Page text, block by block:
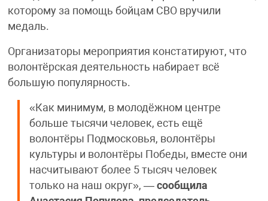
которому за помощь бойцам СВО вручили
медаль.
Организаторы мероприятия констатируют, что
волонтёрская деятельность набирает всё
большую популярность.
«Как минимум, в молодёжном центре
больше тысячи человек, есть ещё
волонтёры Подмосковья, волонтёры
культуры и волонтёры Победы, вместе они
насчитывают более 5 тысяч человек
только на наш округ», — сообщила